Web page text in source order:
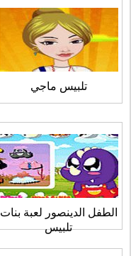
تلبيس ماجي
الطفل الدينصور لعبة بنات
تلبيس